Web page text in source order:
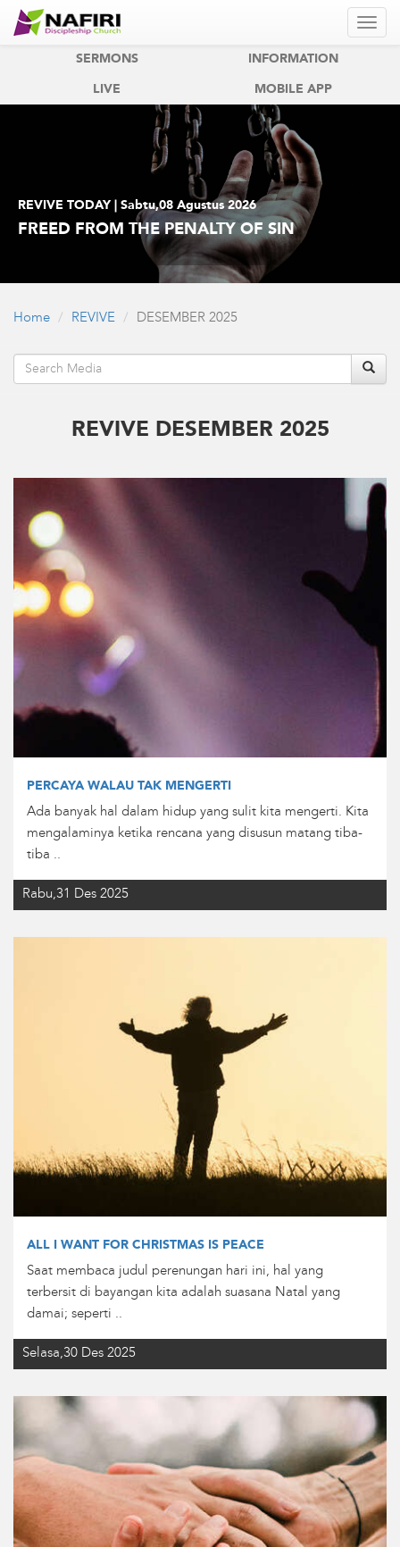
REVIVE
SERMONS INFORMATION
LIVE MOBILE APP
REVIVE TODAY | Sabtu,08 Agustus 2026
FREED FROM THE PENALTY OF SIN
Home REVIVE DESEMBER 2025
REVIVE DESEMBER 2025
PERCAYA WALAU TAK MENGERTI
Ada banyak hal dalam hidup yang sulit kita mengerti. Kita
mengalaminya ketika rencana yang disusun matang tiba-
tiba ..
Rabu,31 Des 2025
ALL I WANT FOR CHRISTMAS IS PEACE
Saat membaca judul perenungan hari ini, hal yang
terbersit di bayangan kita adalah suasana Natal yang
damai; seperti ..
Selasa,30 Des 2025